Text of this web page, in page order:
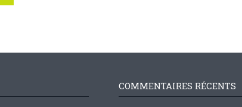
COMMENTAIRES RÉCENTS